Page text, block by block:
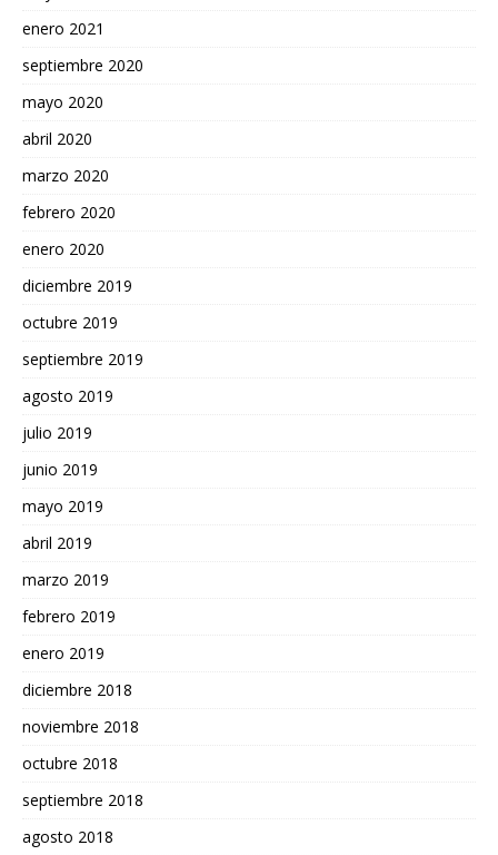
enero 2021
septiembre 2020
mayo 2020
abril 2020
marzo 2020
febrero 2020
enero 2020
diciembre 2019
octubre 2019
septiembre 2019
agosto 2019
julio 2019
junio 2019
mayo 2019
abril 2019
marzo 2019
febrero 2019
enero 2019
diciembre 2018
noviembre 2018
octubre 2018
septiembre 2018
agosto 2018